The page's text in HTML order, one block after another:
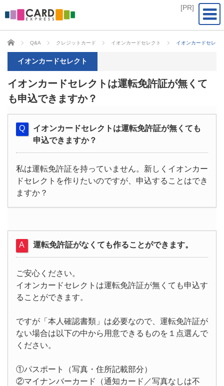
CARD EXPRESS
Q&A クレジットカード イオンカードセレクト イオンカードセレク
イオンカードセレクト
イオンカードセレクトは運転免許証が無くて
も申込できますか？
イオンカードセレクトは運転免許証が無くても
申込できますか？
私は運転免許証を持っていません。新しくイオンカー
ドセレクトを作りたいのですが、申込することはでき
ますか？
運転免許証がなくても作ることができます。
ご安心ください。
イオンカードセレクトは運転免許証が無くても申込す
ることができます。
ですが「本人確認書類」は必要なので、運転免許証が
ない場合は以下の中から用意できるものを１点選んで
ください。
①パスポート（写真・住所記載部分）
②マイナンバーカード（通知カード／写真なしは不